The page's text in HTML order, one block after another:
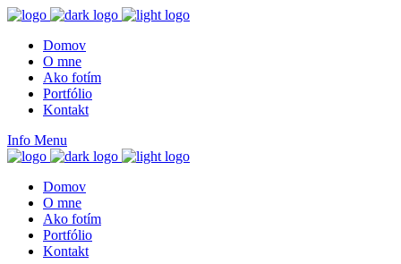
Domov
O mne
Ako fotím
Portfólio
Kontakt
Info Menu
Domov
O mne
Ako fotím
Portfólio
Kontakt